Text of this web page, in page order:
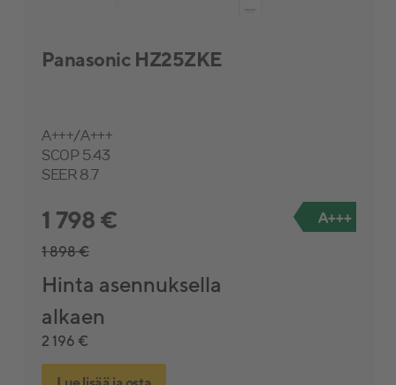
Pioneer
Alpha Innotec
Panasonic HZ25ZKE
A+++/A+++
SCOP 5.43
SEER 8.7
1 798 €
1 898 €
Hinta asennuksella
alkaen
2 196 €
A+++